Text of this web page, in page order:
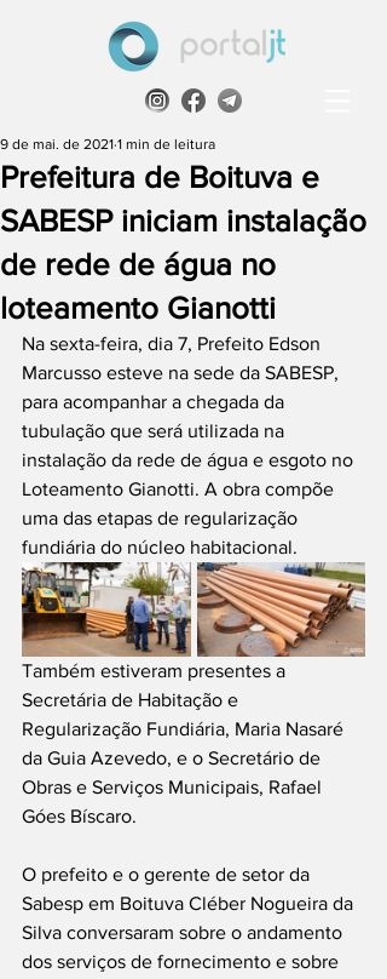
Prefeitura de Boituva e
SABESP iniciam instalação
de rede de água no
loteamento Gianotti
9 de mai. de 2021 1 min de leitura
Na sexta-feira, dia 7, Prefeito Edson
Marcusso esteve na sede da SABESP,
para acompanhar a chegada da
tubulação que será utilizada na
instalação da rede de água e esgoto no
Loteamento Gianotti. A obra compõe
uma das etapas de regularização
fundiária do núcleo habitacional.
Também estiveram presentes a
Secretária de Habitação e
Regularização Fundiária, Maria Nasaré
da Guia Azevedo, e o Secretário de
Obras e Serviços Municipais, Rafael
Góes Bíscaro.
O prefeito e o gerente de setor da
Sabesp em Boituva Cléber Nogueira da
Silva conversaram sobre o andamento
dos serviços de fornecimento e sobre